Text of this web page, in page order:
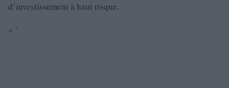
d’investissement à haut risque.
« `